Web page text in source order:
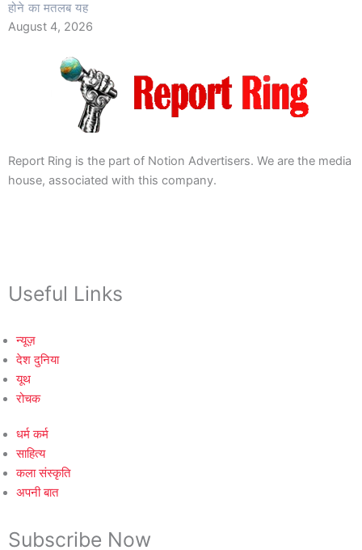
होने का मतलब यह
August 4, 2026
Report Ring is the part of Notion Advertisers. We are the media
house, associated with this company.
Useful Links
न्यूज़
देश दुनिया
यूथ
रोचक
धर्म कर्म
साहित्य
कला संस्कृति
अपनी बात
Subscribe Now